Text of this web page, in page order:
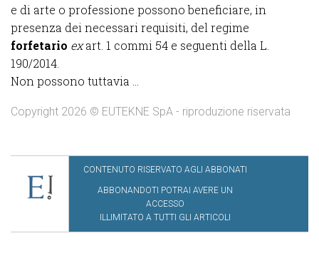
e di arte o professione possono beneficiare, in
presenza dei necessari requisiti, del regime
forfetario exart. 1 commi 54 e seguenti della L.
190/2014.
Non possono tuttavia ...
Copyright 2026 © EUTEKNE SpA - riproduzione riservata
CONTENUTO RISERVATO AGLI ABBONATI
ABBONANDOTI POTRAI AVERE UN
ACCESSO
ILLIMITATO A TUTTI GLI ARTICOLI